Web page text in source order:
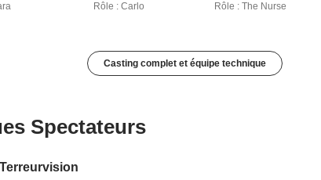
Rôle : Carlo Rôle : The Nurse
Casting complet et équipe technique
Spectateurs
Terreurvision